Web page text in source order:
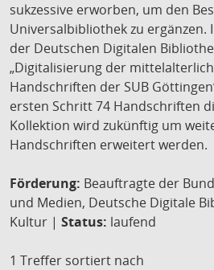
sukzessive erworben, um den
Universalbibliothek zu ergänzen.
der Deutschen Digitalen
„Digitalisierung der
Handschriften der SUB
ersten Schritt 74 Handschriften
Kollektion wird zukünftig um
Handschriften erweitert werden.
Förderung: Beauftragte der
und Medien, Deutsche Digitale
Kultur | Status: laufend
1 Treffer sortiert nach